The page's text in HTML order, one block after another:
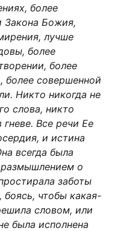
более
Закона Божия,
лучше
более
более
более совершенной
Никто никогда не
слова, никто
гневе. Все речи Ее
и истина
всегда была
о
заботы
боясь, чтобы какая-
словом, или
была исполнена